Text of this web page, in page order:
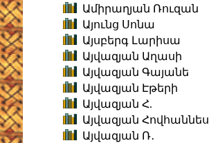
Ամիրաղյան Ռուզան
Այունց Սոնա
Այսբերգ Լարիսա
Այվազյան Աղասի
Այվազյան Գայանե
Այվազյան Էթերի
Այվազյան Հ.
Այվազյան Հովհաննես
Այվազյան Ռ․